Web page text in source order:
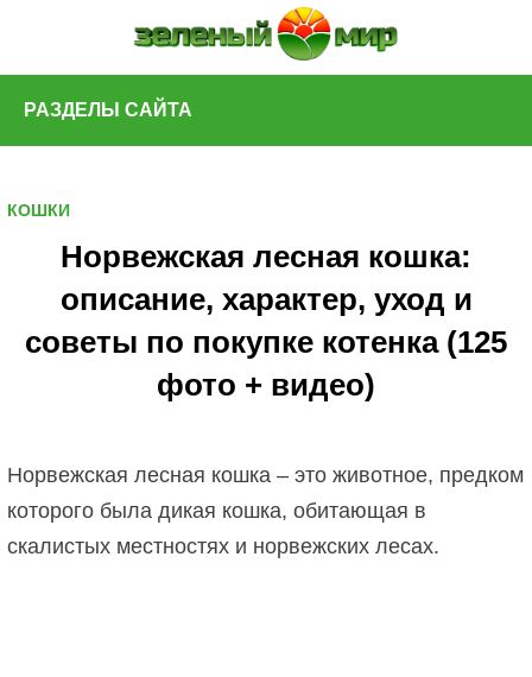
content
РАЗДЕЛЫ САЙТА
КОШКИ
Норвежская лесная кошка:
описание, характер, уход и
советы по покупке котенка (125
фото + видео)
Норвежская лесная кошка – это животное, предком
которого была дикая кошка, обитающая в
скалистых местностях и норвежских лесах.